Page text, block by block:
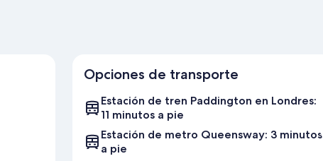
Opciones de transporte
Estación de tren Paddington en Londres:
11 minutos a pie
Estación de metro Queensway: 3 minutos
a pie